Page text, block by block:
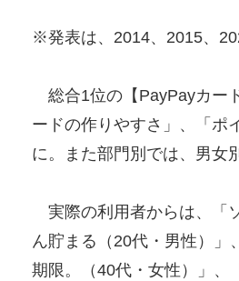
※発表は、2014、2015、
総合1位の【PayPayカー
ードの作りやすさ」、「ポ
に。また部門別では、男女
実際の利用者からは、「
ん貯まる（20代・男性）」
期限。（40代・女性）」、